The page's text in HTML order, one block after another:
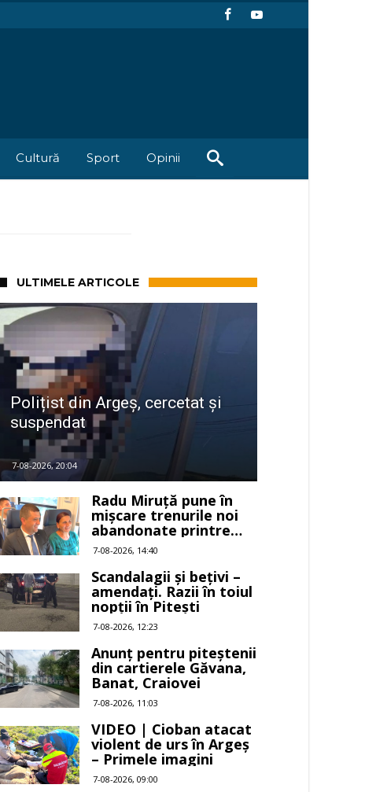
Cultură Sport Opinii
ULTIMELE ARTICOLE
Polițist din Argeș, cercetat și
suspendat
7-08-2026, 20:04
Radu Miruță pune în
mișcare trenurile noi
abandonate printre
buruieni
7-08-2026, 14:40
Scandalagii și bețivi –
amendați. Razii în toiul
nopții în Pitești
7-08-2026, 12:23
Anunț pentru piteștenii
din cartierele Găvana,
Banat, Craiovei
7-08-2026, 11:03
VIDEO | Cioban atacat
violent de urs în Argeș
– Primele imagini
7-08-2026, 09:00